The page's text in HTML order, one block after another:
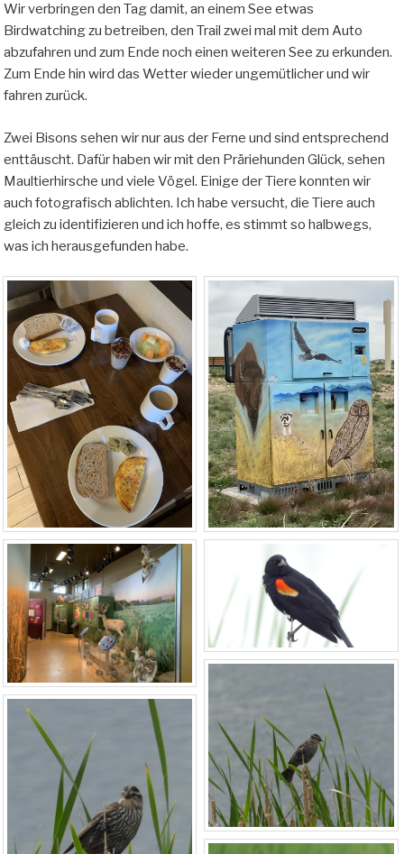
Wir verbringen den Tag damit, an einem See etwas
Birdwatching zu betreiben, den Trail zwei mal mit dem Auto
abzufahren und zum Ende noch einen weiteren See zu erkunden.
Zum Ende hin wird das Wetter wieder ungemütlicher und wir
fahren zurück.
Zwei Bisons sehen wir nur aus der Ferne und sind entsprechend
enttäuscht. Dafür haben wir mit den Präriehunden Glück, sehen
Maultierhirsche und viele Vögel. Einige der Tiere konnten wir
auch fotografisch ablichten. Ich habe versucht, die Tiere auch
gleich zu identifizieren und ich hoffe, es stimmt so halbwegs,
was ich herausgefunden habe.